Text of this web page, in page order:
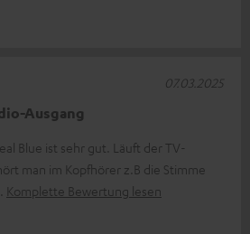
Ausgang
Blue ist sehr gut. Läuft der TV-
man im Kopfhörer z.B die Stimme
Komplette Bewertung lesen
07.03.2025